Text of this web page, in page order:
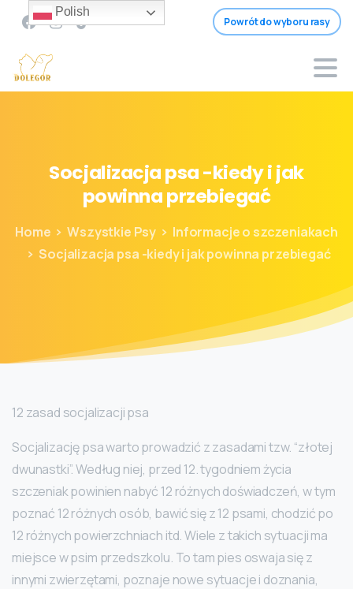
Powrót do wyboru rasy
Socjalizacjapsa-kiedyijak
powinnaprzebiegać
Home Wszystkie Psy
Informacje o szczeniakach
Socjalizacja psa -kiedy i jak powinna przebiegać
12 zasad socjalizacji psa
Socjalizację psa warto prowadzić z zasadami tzw. “złotej
dwunastki”. Według niej, przed 12. tygodniem życia
szczeniak powinien nabyć 12 różnych doświadczeń, w tym
poznać 12 różnych osób, bawić się z 12 psami, chodzić po
12 różnych powierzchniach itd. Wiele z takich sytuacji ma
miejsce w psim przedszkolu. To tam pies oswaja się z
innymi zwierzętami, poznaje nowe sytuacje i doznania,
Polish